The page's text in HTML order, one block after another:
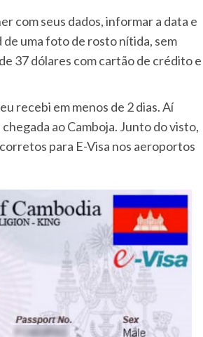
com seus dados, informar a data e
uma foto de rosto nítida, sem
37 dólares com cartão de crédito e
recebi em menos de 2 dias. Aí
ao Camboja. Junto do visto,
para E-Visa nos aeroportos